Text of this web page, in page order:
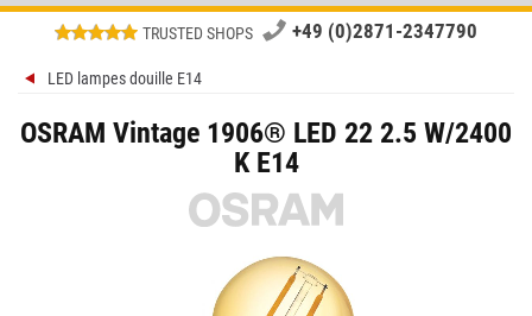
TRUSTED SHOPS +49 (0)2871-2347790
LED lampes douille E14
OSRAM Vintage 1906® LED 22 2.5 W/2400
K E14